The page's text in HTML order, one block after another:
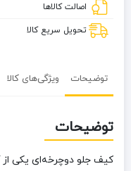
اصالت کالاها
تحویل سریع کالا
توضیحات ویژگی‌های کالا
توضیحات
کیف جلو دوچرخه‌ای یکی از